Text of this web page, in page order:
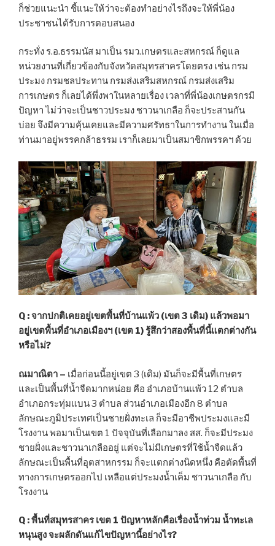
ก็ช่วยแนะนำ ชี้แนะให้ว่าจะต้องทำอย่างไรถึงจะให้พี่น้อง
ประชาชนได้รับการตอบสนอง
กระทั่ง ร.อ.ธรรมนัส มาเป็น รมว.เกษตรและสหกรณ์ ก็ดูแล
หน่วยงานที่เกี่ยวข้องกับจังหวัดสมุทรสาครโดยตรง เช่น กรม
ประมง กรมชลประทาน กรมส่งเสริมสหกรณ์ กรมส่งเสริม
การเกษตร ก็เลยได้พึ่งพาในหลายเรื่อง เวลาที่พี่น้องเกษตรกรมี
ปัญหา ไม่ว่าจะเป็นชาวประมง ชาวนาเกลือ ก็จะประสานกัน
บ่อย จึงมีความคุ้นเคยและมีความศรัทธาในการทำงาน ในเมื่อ
ท่านมาอยู่พรรคกล้าธรรม เราก็เลยมาเป็นสมาชิกพรรคฯ ด้วย
Q : จากปกติเคยอยู่เขตพื้นที่บ้านแพ้ว (เขต 3 เดิม) แล้วพอมา
อยู่เขตพื้นที่อำเภอเมืองฯ (เขต 1) รู้สึกว่าสองพื้นที่นี้แตกต่างกัน
หรือไม่?
ณมาณิตา – เมื่อก่อนนี้อยู่เขต 3 (เดิม) มันก็จะมีพื้นที่เกษตร
และเป็นพื้นที่น้ำจืดมากหน่อย คือ อำเภอบ้านแพ้ว 12 ตำบล
อำเภอกระทุ่มแบน 3 ตำบล ส่วนอำเภอเมืองอีก 8 ตำบล
ลักษณะภูมิประเทศเป็นชายฝั่งทะเล ก็จะมีอาชีพประมงและมี
โรงงาน พอมาเป็นเขต 1 ปัจจุบันที่เลือกมาลง สส. ก็จะมีประมง
ชายฝั่งและชาวนาเกลืออยู่ แต่จะไม่มีเกษตรที่ใช้น้ำจืดแล้ว
ลักษณะเป็นพื้นที่อุตสาหกรรม ก็จะแตกต่างนิดหนึ่ง คือตัดพื้นที่
ทางการเกษตรออกไป เหลือแต่ประมงน้ำเค็ม ชาวนาเกลือ กับ
โรงงาน
Q : พื้นที่สมุทรสาคร เขต 1 ปัญหาหลักคือเรื่องน้ำท่วม น้ำทะเล
หนุนสูง จะผลักดันแก้ไขปัญหานี้อย่างไร?